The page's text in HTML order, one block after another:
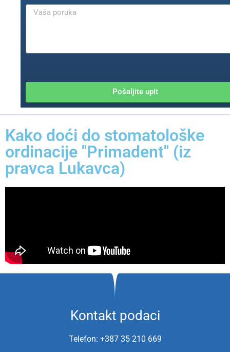
Pošaljite upit
Kako doći do stomatološke
ordinacije "Primadent" (iz
pravca Lukavca)
Kontakt podaci
Telefon: +387 35 210 669